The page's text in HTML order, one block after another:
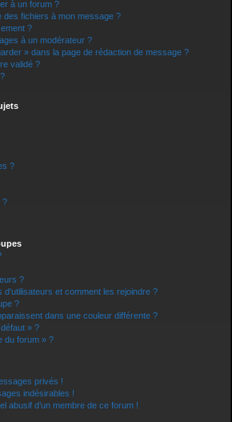
à un forum ?
des fichiers à mon message ?
?
à un modérateur ?
» dans la page de rédaction de message ?
validé ?
?
?
?
et comment les rejoindre ?
?
dans une couleur différente ?
» ?
du forum » ?
privés !
indésirables !
abusif d’un membre de ce forum !